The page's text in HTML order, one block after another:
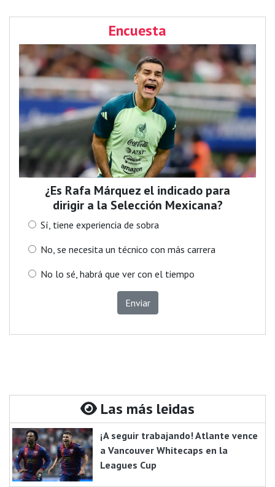
Encuesta
¿Es Rafa Márquez el indicado para
dirigir a la Selección Mexicana?
Sí, tiene experiencia de sobra
No, se necesita un técnico con más carrera
No lo sé, habrá que ver con el tiempo
Enviar
Las más leidas
¡A seguir trabajando! Atlante vence
a Vancouver Whitecaps en la
Leagues Cup